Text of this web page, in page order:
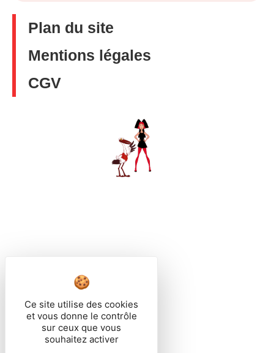
Plan du site
Mentions légales
CGV
Ce site utilise des cookies
et vous donne le contrôle
sur ceux que vous
souhaitez activer